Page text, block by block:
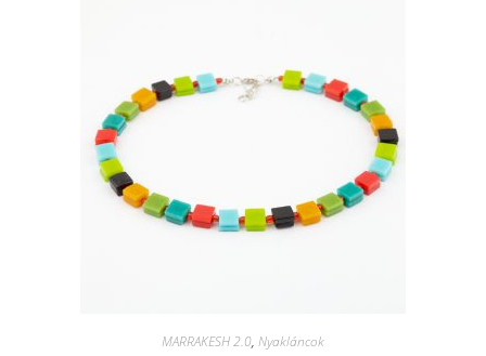
MARRAKESH 2.0, Nyakláncok